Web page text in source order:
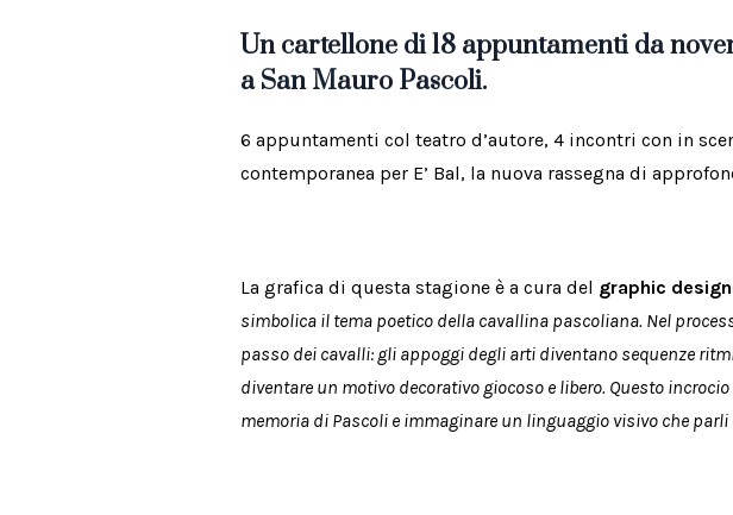
Un cartellone di 18 appuntamenti da
a San Mauro Pascoli.
6 appuntamenti col teatro d’autore, 4 incontri con in
contemporanea per E’ Bal, la nuova rassegna di
La grafica di questa stagione è a cura del graphic
simbolica il tema poetico della cavallina pascoliana. Nel
passo dei cavalli: gli appoggi degli arti diventano sequenze
diventare un motivo decorativo giocoso e libero. Questo
memoria di Pascoli e immaginare un linguaggio visivo che